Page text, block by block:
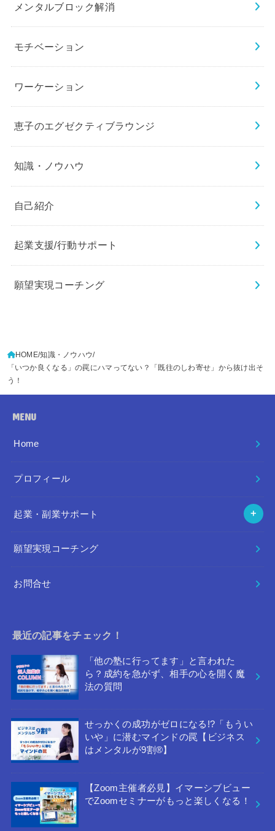
メンタルブロック解消
モチベーション
ワーケーション
恵子のエグゼクティブラウンジ
知識・ノウハウ
自己紹介
起業支援/行動サポート
願望実現コーチング
HOME 知識・ノウハウ
「いつか良くなる」の罠にハマってない？「既往のしわ寄せ」から抜け出そ
う！
MENU
Home
プロフィール
起業・副業サポート
願望実現コーチング
お問合せ
最近の記事をチェック！
「他の塾に行ってます」と言われた
ら？成約を急がず、相手の心を開く魔
法の質問
せっかくの成功がゼロになる!?「もうい
いや」に潜むマインドの罠【ビジネス
はメンタルが9割®︎】
【Zoom主催者必見】イマーシブビュー
でZoomセミナーがもっと楽しくなる！